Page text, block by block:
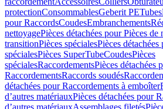
protectionConsommablesGeberit PETubes
pour RaccordsCoudesEmbranchements
nettoyagePièces détachées pour Pièces de
transitionPièces spécialesPièces détachées
spécialesPièces SuperTubeCoudesPièces
spécialesRaccordementsPièces détachées
RaccordementsRaccords soudés
détachées pour Raccordements à emboîter
d’autres matériauxPièces détachées pour
d’autres matériauxAssemblages filetés